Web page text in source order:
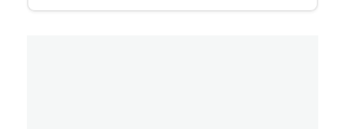
pas de fraises fraîches sous la main, vous pouvez les